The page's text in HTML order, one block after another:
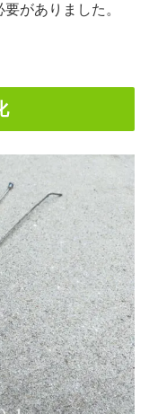
がありました。